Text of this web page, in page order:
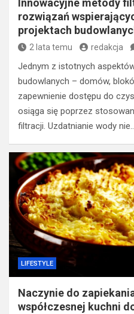
Innowacyjne metody
rozwiązań
projektach
2 lata temu redakcja
Jednym z istotnych
budowlanych – domów,
zapewnienie dostępu do
osiąga się poprzez
filtracji. Uzdatnianie wody
LIFESTYLE
Naczynie do
współczesnej kuchni